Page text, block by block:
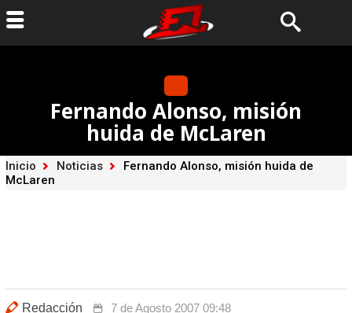
Fernando Alonso, misión
huida de McLaren
Inicio Noticias
Fernando Alonso, misión huida de
McLaren
Redacción
7 de Agosto 2007 09:48